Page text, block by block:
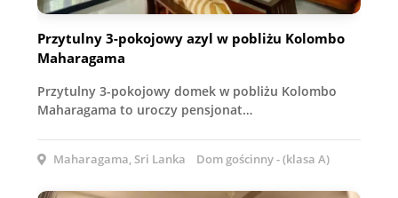
Przytulny 3-pokojowy azyl w pobliżu Kolombo
Maharagama
Przytulny 3-pokojowy domek w pobliżu Kolombo
Maharagama to uroczy pensjonat…
Maharagama, Sri Lanka Dom gościnny - (klasa A)